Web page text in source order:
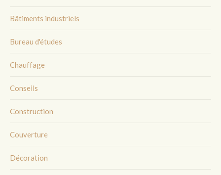
Bâtiments industriels
Bureau d'études
Chauffage
Conseils
Construction
Couverture
Décoration